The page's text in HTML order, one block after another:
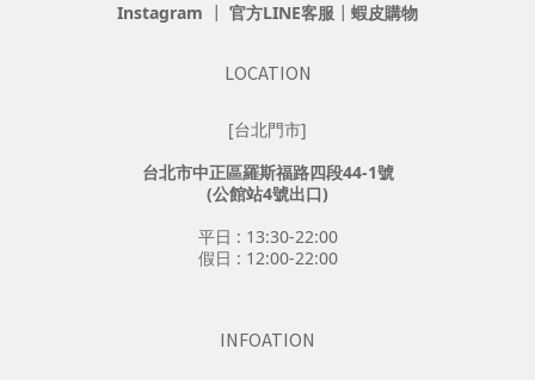
Instagram ┃ 官方LINE客服 ┃ 蝦皮購物
LOCATION
[台北門市]
台北市中正區羅斯福路四段44-1號
(公館站4號出口)
平日 : 13:30-22:00
假日 : 12:00-22:00
INFOATION